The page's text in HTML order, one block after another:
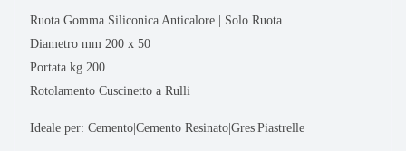
Ruota Gomma Siliconica Anticalore | Solo Ruota
Diametro mm 200 x 50
Portata kg 200
Rotolamento Cuscinetto a Rulli
Ideale per: Cemento|Cemento Resinato|Gres|Piastrelle